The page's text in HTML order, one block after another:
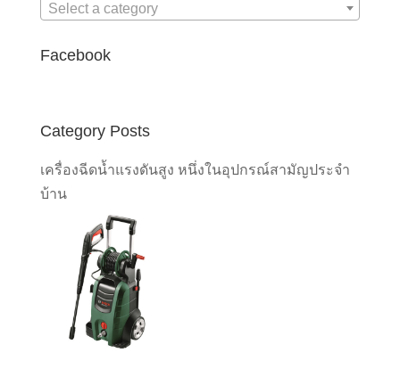
Select a category
Facebook
Category Posts
เครื่องฉีดน้ำแรงดันสูง หนึ่งในอุปกรณ์สามัญประจำ
บ้าน